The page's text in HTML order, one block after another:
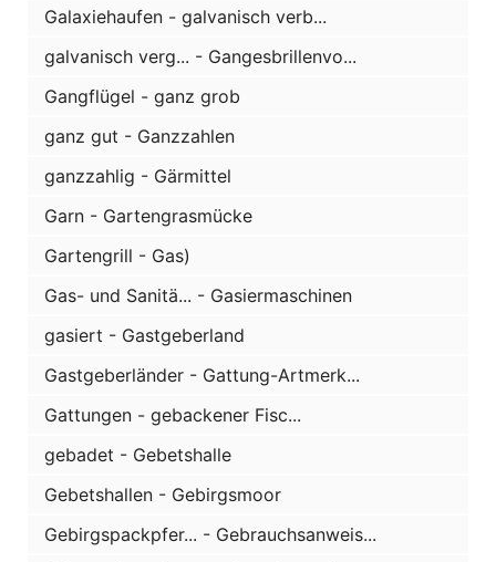
Galaxiehaufen - galvanisch verb...
galvanisch verg... - Gangesbrillenvo...
Gangflügel - ganz grob
ganz gut - Ganzzahlen
ganzzahlig - Gärmittel
Garn - Gartengrasmücke
Gartengrill - Gas)
Gas- und Sanitä... - Gasiermaschinen
gasiert - Gastgeberland
Gastgeberländer - Gattung-Artmerk...
Gattungen - gebackener Fisc...
gebadet - Gebetshalle
Gebetshallen - Gebirgsmoor
Gebirgspackpfer... - Gebrauchsanweis...